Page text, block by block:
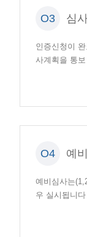
O3 심
인증신청이
사계획을 통
O4 예
예비심사는
우 실시됩니다